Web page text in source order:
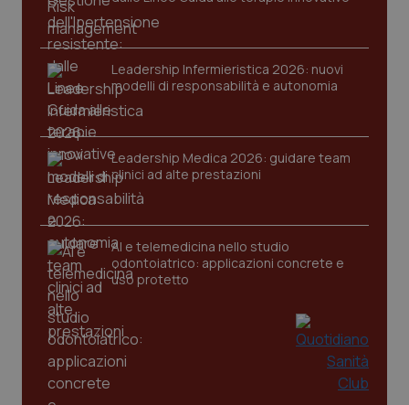
Leadership Infermieristica 2026: nuovi
modelli di responsabilità e autonomia
Leadership Medica 2026: guidare team
clinici ad alte prestazioni
AI e telemedicina nello studio
odontoiatrico: applicazioni concrete e
uso protetto
Nome
Fornitore
VISITOR_PRIVACY_METADATA
.youtube.com
CookieScriptConsent
CookieScript
www.quotidianosanita.it